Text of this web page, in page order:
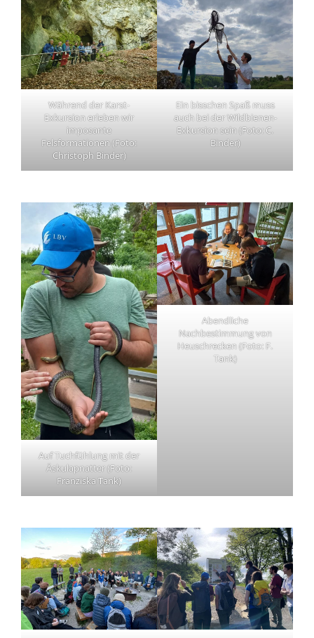
Während der Karst-
Exkursion erleben wir
imposante
Felsformationen (Foto:
Christoph Binder)
Ein bisschen Spaß muss
auch bei der Wildbienen-
Exkursion sein (Foto: C.
Binder)
Auf Tuchfühlung mit der
Äskulapnatter (Foto:
Franziska Tank)
Abendliche
Nachbestimmung von
Heuschrecken (Foto: F.
Tank)